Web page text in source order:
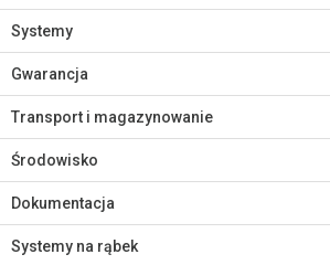
Systemy
Gwarancja
Transport i magazynowanie
Środowisko
Dokumentacja
Systemy na rąbek